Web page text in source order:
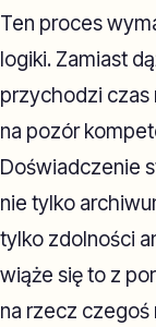
Ten proces
logiki. Zamiast
przychodzi czas
na pozór
Doświadczenie
nie tylko
tylko zdolności
wiąże się to z
na rzecz